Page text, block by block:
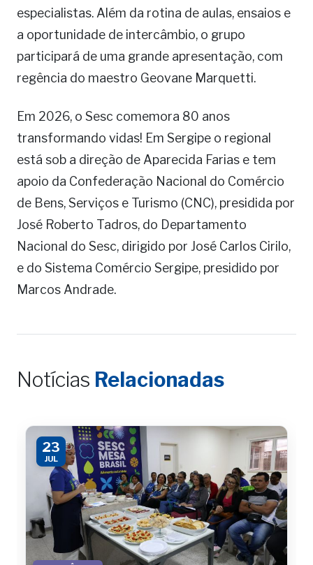
especialistas. Além da rotina de aulas, ensaios e
a oportunidade de intercâmbio, o grupo
participará de uma grande apresentação, com
regência do maestro Geovane Marquetti.
Em 2026, o Sesc comemora 80 anos
transformando vidas! Em Sergipe o regional
está sob a direção de Aparecida Farias e tem
apoio da Confederação Nacional do Comércio
de Bens, Serviços e Turismo (CNC), presidida por
José Roberto Tadros, do Departamento
Nacional do Sesc, dirigido por José Carlos Cirilo,
e do Sistema Comércio Sergipe, presidido por
Marcos Andrade.
Notícias Relacionadas
23
JUL